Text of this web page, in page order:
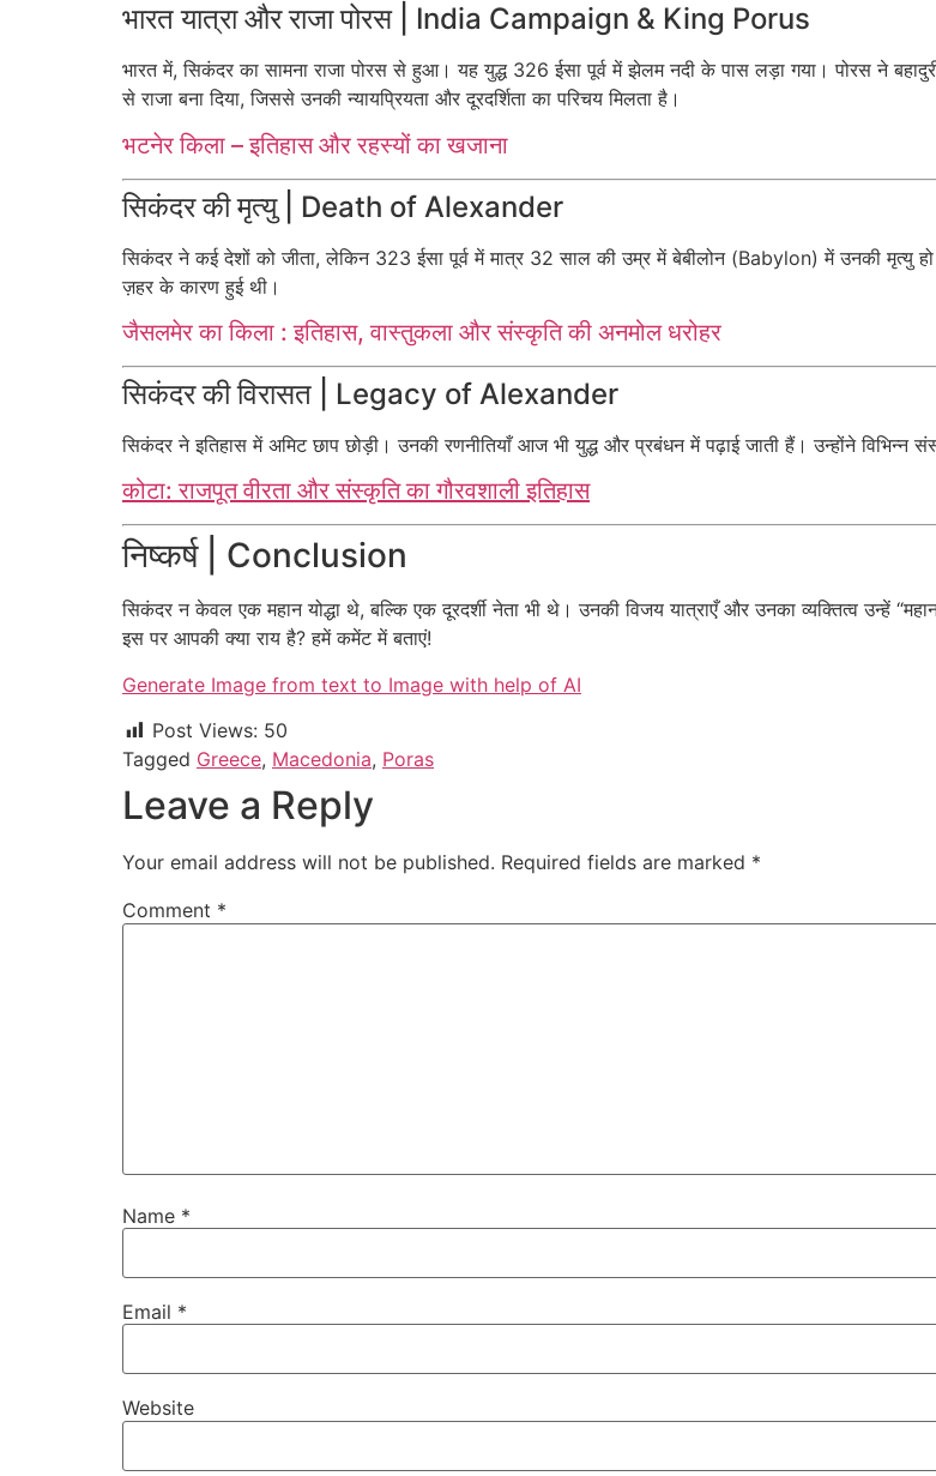
भारत यात्रा और राजा पोरस | India Campaign & King Porus
भारत में, सिकंदर का सामना राजा पोरस से हुआ। यह युद्ध 326 ईसा पूर्व में झेलम नदी के पास लड़ा गया। पोरस ने
से राजा बना दिया, जिससे उनकी न्यायप्रियता और दूरदर्शिता का परिचय मिलता है।
भटनेर किला – इतिहास और रहस्यों का खजाना
सिकंदर की मृत्यु | Death of Alexander
सिकंदर ने कई देशों को जीता, लेकिन 323 ईसा पूर्व में मात्र 32 साल की उम्र में बेबीलोन (Babylon) में उनकी मृत्यु
ज़हर के कारण हुई थी।
जैसलमेर का किला : इतिहास, वास्तुकला और संस्कृति की अनमोल धरोहर
सिकंदर की विरासत | Legacy of Alexander
सिकंदर ने इतिहास में अमिट छाप छोड़ी। उनकी रणनीतियाँ आज भी युद्ध और प्रबंधन में पढ़ाई जाती हैं। उन्होंने
कोटा: राजपूत वीरता और संस्कृति का गौरवशाली इतिहास
निष्कर्ष | Conclusion
सिकंदर न केवल एक महान योद्धा थे, बल्कि एक दूरदर्शी नेता भी थे। उनकी विजय यात्राएँ और उनका व्यक्तित्व उन्हें
इस पर आपकी क्या राय है? हमें कमेंट में बताएं!
Generate Image from text to Image with help of AI
Post Views: 50
Tagged Greece, Macedonia, Poras
Leave a Reply
Your email address will not be published. Required fields are marked *
Comment *
Name *
Email *
Website